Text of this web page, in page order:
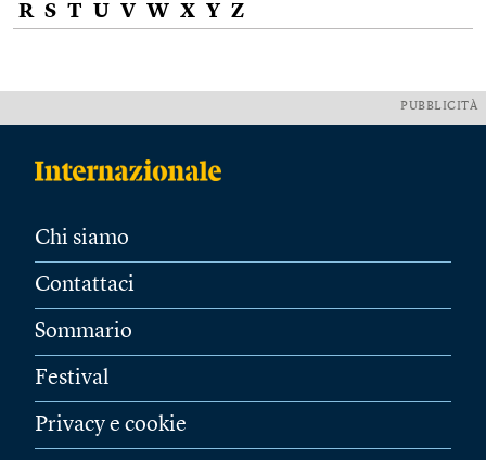
R S T U V W X Y Z
PUBBLICITÀ
Chi siamo
Contattaci
Sommario
Festival
Privacy e cookie